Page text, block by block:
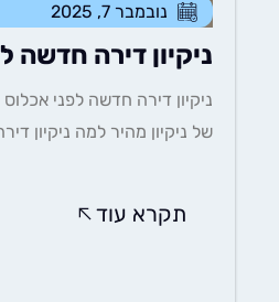
נובמבר 7, 2025
ניקיון דירה חדשה לפני
ניקיון דירה חדשה לפני אכלוס –
של ניקיון מהיר למה ניקיון דירה
תקרא עוד